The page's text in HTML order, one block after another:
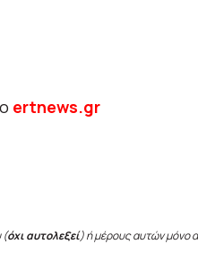
ertnews.gr
(όχι αυτολεξεί) ή μέρους αυτών μόνο